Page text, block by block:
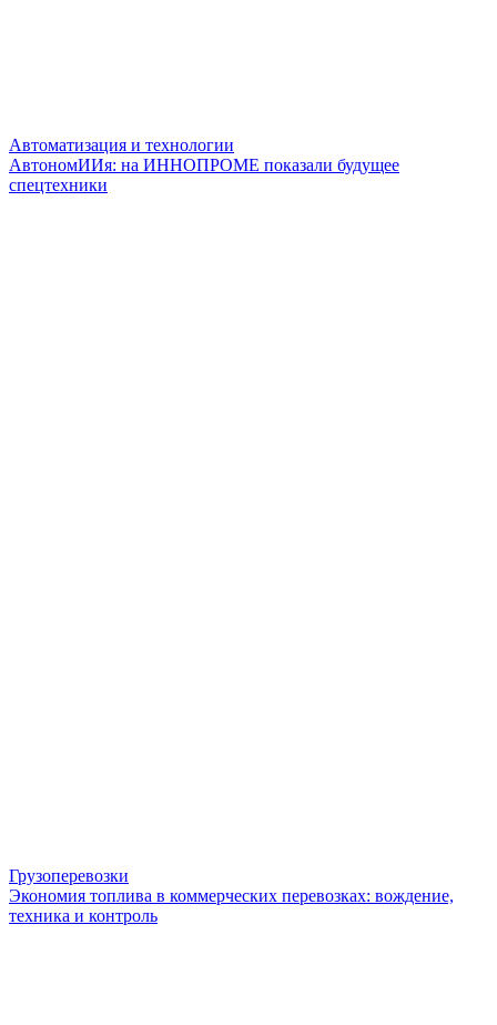
Автоматизация и технологии
АвтономИИя: на ИННОПРОМЕ показали будущее
спецтехники
Грузоперевозки
Экономия топлива в коммерческих перевозках: вождение,
техника и контроль